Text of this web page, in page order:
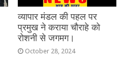
व्यापार मंडल की पहल पर
प्रमुख ने कराया चौराहे को
रोशनी से जगमग।
October 28, 2024